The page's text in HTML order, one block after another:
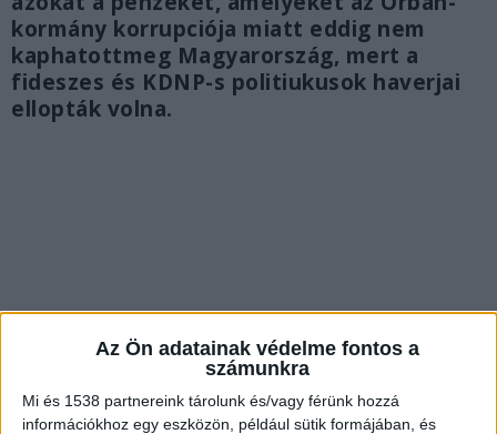
Az Ön adatainak védelme fontos a
számunkra
Mi és 1538 partnereink tárolunk és/vagy férünk hozzá
információkhoz egy eszközön, például sütik formájában, és
kormány korrupciója miatt eddig nem
kaphatottmeg Magyarország, mert a
fideszes és KDNP-s politiukusok haverjai
ellopták volna.